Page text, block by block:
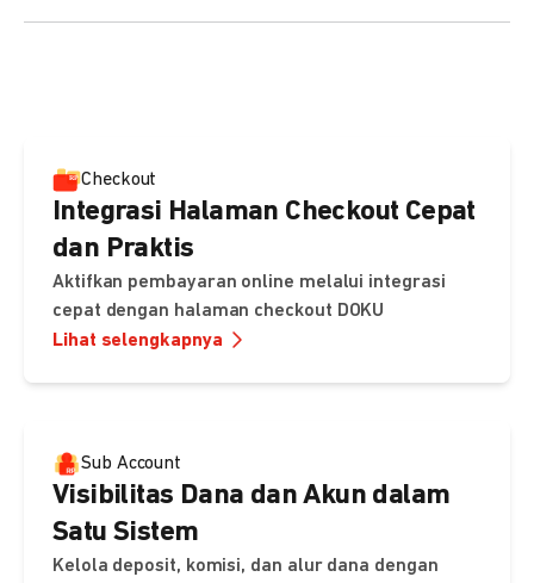
Checkout
Integrasi Halaman Checkout Cepat
dan Praktis
Aktifkan pembayaran online melalui integrasi
cepat dengan halaman checkout DOKU
Lihat selengkapnya
Sub Account
Visibilitas Dana dan Akun dalam
Satu Sistem
Kelola deposit, komisi, dan alur dana dengan